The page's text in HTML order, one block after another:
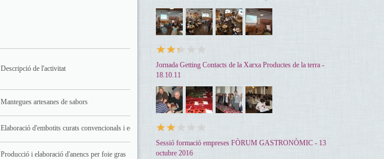
Descripció de l'activitat Correu electrònic
Mantegues artesanes de sabors nuria_catlla@yahoo.es
Elaboració d'embotits curats convencionals i ecològics
Producció i elaboració d'anencs per foie gras
Jornada Getting Contacts de la Xarxa Productes de la terra -
18.10.11
Sessió formació empreses FÒRUM GASTRONÒMIC - 13
octubre 2016